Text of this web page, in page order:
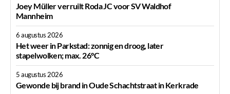
Joey Müller verruilt Roda JC voor SV Waldhof
Mannheim
6 augustus 2026
Het weer in Parkstad: zonnig en droog, later
stapelwolken; max. 26°C
5 augustus 2026
Gewonde bij brand in Oude Schachtstraat in Kerkrade